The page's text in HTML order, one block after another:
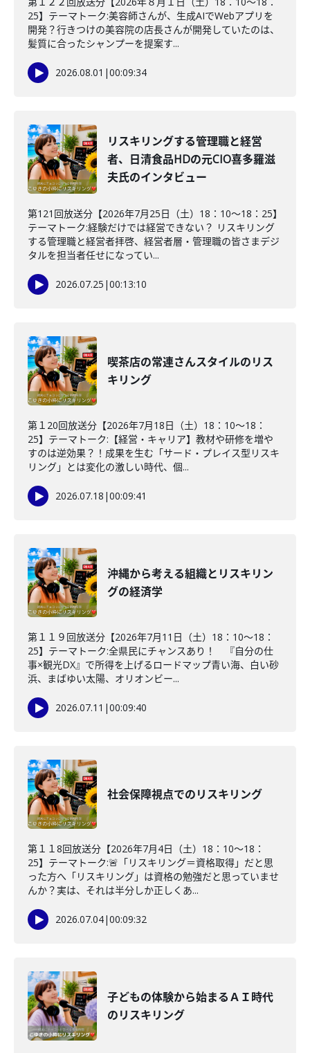
25】テーマトーク:美容師さんが、生成AIでWebアプリを
開発？行きつけの美容院の店長さんが開発していたのは、
髪質に合ったシャンプーを提案す...
2026.08.01 |00:09:34
リスキリングする管理職と経営
者、日清食品HDの元CIO喜多羅滋
夫氏のインタビュー
第121回放送分【2026年7月25日（土）18：10～18：25】
テーマトーク:経験だけでは経営できない？ リスキリング
する管理職と経営者拝啓、経営者層・管理職の皆さまデジ
タルを担当者任せになってい...
2026.07.25 |00:13:10
喫茶店の常連さんスタイルのリス
キリング
第１20回放送分【2026年7月18日（土）18：10～18：
25】テーマトーク:【経営・キャリア】教材や研修を増や
すのは逆効果？！成果を生む「サード・プレイス型リスキ
リング」とは変化の激しい時代、個...
2026.07.18 |00:09:41
沖縄から考える組織とリスキリン
グの経済学
第１１９回放送分【2026年7月11日（土）18：10～18：
25】テーマトーク:全県民にチャンスあり！ 『自分の仕
事×観光DX』で所得を上げるロードマップ青い海、白い砂
浜、まばゆい太陽、オリオンビー...
2026.07.11 |00:09:40
社会保障視点でのリスキリング
第１１8回放送分【2026年7月4日（土）18：10～18：
25】テーマトーク:🚨「リスキリング＝資格取得」だと思
った方へ「リスキリング」は資格の勉強だと思っていませ
んか？実は、それは半分しか正しくあ...
2026.07.04|00:09:32
子どもの体験から始まるＡＩ時代
のリスキリング